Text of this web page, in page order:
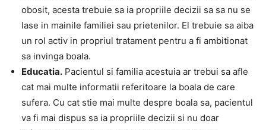
obosit, acesta trebuie sa ia propriile decizii sa sa nu se
lase in mainile familiei sau prietenilor. El trebuie sa aiba
un rol activ in propriul tratament pentru a fi ambitionat
sa invinga boala.
Educatia. Pacientul si familia acestuia ar trebui sa afle
cat mai multe informatii referitoare la boala de care
sufera. Cu cat stie mai multe despre boala sa, pacientul
va fi mai dispus sa ia propriile decizii si nu doar